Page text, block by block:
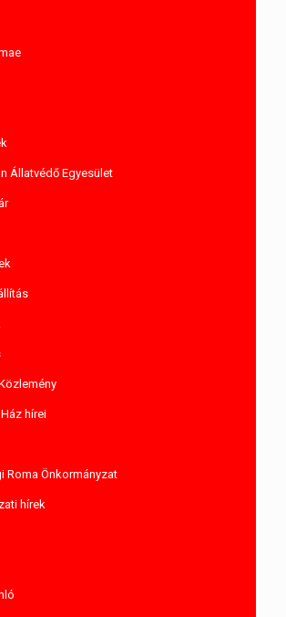
Állatvédő Egyesület
hírei
Roma Önkormányzat
hírek